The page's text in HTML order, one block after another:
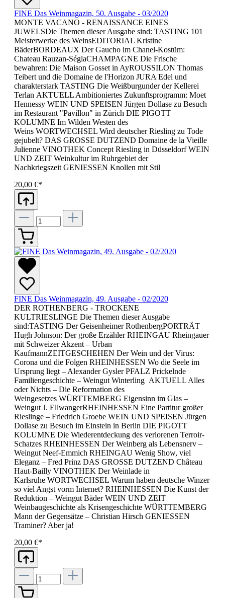
FINE Das Weinmagazin, 50. Ausgabe - 03/2020
MONTE VACANO - RENAISSANCE EINES
JUWELSDie Themen dieser Ausgabe sind: TASTING 101
Meisterwerke des WeinsEDITORIAL Kristine
BäderBORDEAUX Der Gaucho im Chanel-Kostüm:
Chateau Rauzan-SéglaCHAMPAGNE Die Frische
bewahren: Die Maison Gosset in AyROUSSILON Thomas
Teibert und die Domaine de l'Horizon JURA Edel und
charakterstark TASTING Die Weißburgunder der Kellerei
Terlan AKTUELL Ambitioniertes Zukunftsprogramm: Moet
Hennessy WEIN UND SPEISEN Jürgen Dollase zu Besuch
im Restaurant "Pavillon" in Zürich DIE PIGOTT
KOLUMNE Im Wilden Westen des
Weins WORTWECHSEL Wird deutscher Riesling zu Tode
gejubelt? DAS GROSSE DUTZEND Domaine de la Vieille
Julienne VINOTHEK Concept Riesling in Düsseldorf WEIN
UND ZEIT Weinkultur im Ruhrgebiet der
Nachkriegszeit GENIESSEN Knollen mit Stil
20,00 €*
FINE Das Weinmagazin, 49. Ausgabe - 02/2020
DER ROTHENBERG - TROCKENE
KULTRIESLINGE Die Themen dieser Ausgabe
sind:TASTING Der Geisenheimer RothenbergPORTRÄT
Hugh Johnson: Der große Erzähler RHEINGAU Rheingauer
mit Schweizer Akzent – Urban
KaufmannZEITGESCHEHEN Der Wein und der Virus:
Corona und die Folgen RHEINHESSEN Wo die Seele im
Ursprung liegt – Alexander Gysler PFALZ Prickelnde
Familiengeschichte – Weingut Winterling AKTUELL Alles
oder Nichts – Die Reformation des
Weingesetzes WÜRTTEMBERG Eigensinn im Glas –
Weingut J. EllwangerRHEINHESSEN Eine Partitur großer
Rieslinge – Friedrich Groebe WEIN UND SPEISEN Jürgen
Dollase zu Besuch im Einstein in Berlin DIE PIGOTT
KOLUMNE Die Wiederentdeckung des verlorenen Terroir-
Schatzes RHEINHESSEN Der Weinberg als Lebensnerv –
Weingut Neef-Emmich RHEINGAU Wenig Show, viel
Eleganz – Fred Prinz DAS GROSSE DUTZEND Château
Haut-Bailly VINOTHEK Der Weinlade in
Karlsruhe WORTWECHSEL Warum haben deutsche Winzer
so viel Angst vorm Internet? RHEINHESSEN Die Kunst der
Reduktion – Weingut Bäder WEIN UND ZEIT
Weinbaugeschichte als Krisengeschichte WÜRTTEMBERG
Mann der Gegensätze – Christian Hirsch GENIESSEN
Traminer? Aber ja!
20,00 €*